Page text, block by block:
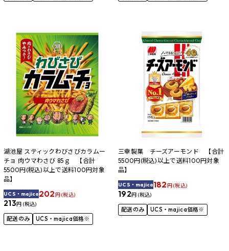
湖池屋 スティックわびさびカラムー
チョ 肉ウマわさび 85ｇ 【合計
5500円(税込)以上で送料100円対象
品】
UCS・majica202円 (税込)
213円 (税込)
配送のみ UCS・majica価格※
三幸製菓 チーズアーモンド 【合計
5500円(税込)以上で送料100円対象
品】
UCS・majica182円 (税込)
192円 (税込)
配送のみ UCS・majica価格※